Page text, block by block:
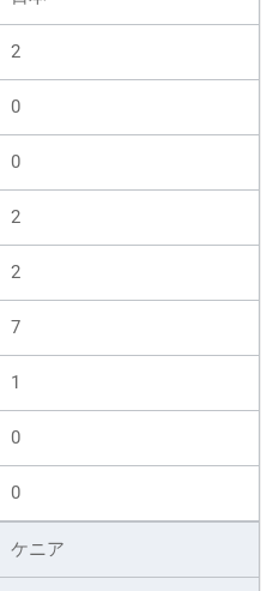
2
0
0
2
2
7
1
0
0
ケニア